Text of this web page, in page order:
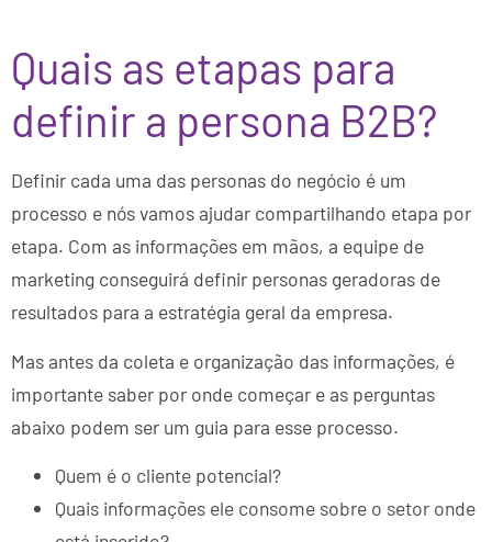
Quais as etapas para
definir a persona B2B?
Definir cada uma das personas do negócio é um
processo e nós vamos ajudar compartilhando etapa por
etapa. Com as informações em mãos, a equipe de
marketing conseguirá definir personas geradoras de
resultados para a estratégia geral da empresa.
Mas antes da coleta e organização das informações, é
importante saber por onde começar e as perguntas
abaixo podem ser um guia para esse processo.
Quem é o cliente potencial?
Quais informações ele consome sobre o setor onde